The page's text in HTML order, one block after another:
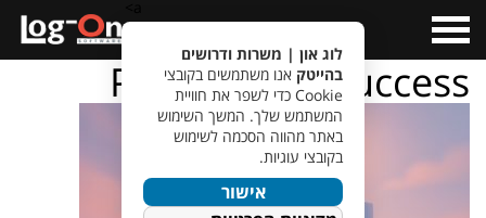
Menu
Pathway-to-Success
לוג און | משרות ודרושים
בהייטק אנו משתמשים בקובצי
Cookie כדי לשפר את חוויית
המשתמש שלך. המשך השימוש
באתר מהווה הסכמה לשימוש
בקובצי עוגיות.
אישור